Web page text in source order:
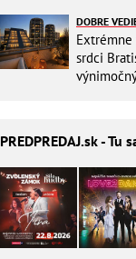
DOBRE
srdci
PREDPREDAJ.sk - Tu